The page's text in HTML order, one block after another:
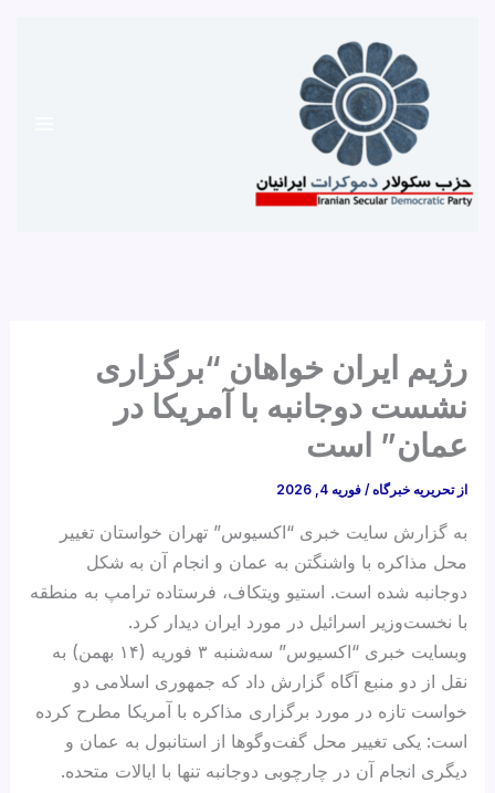
رژیم ایران خواهان “برگزاری
نشست دوجانبه با آمریکا در
عمان” است
از تحریریه خبرگاه/فوریه 4, 2026
به گزارش سایت خبری “اکسیوس” تهران خواستان تغییر
محل مذاکره با واشنگتن به عمان و انجام آن به شکل
دوجانبه شده است. استیو ویتکاف، فرستاده ترامپ به منطقه
با نخست‌وزیر اسرائیل در مورد ایران دیدار کرد.
وبسایت خبری “اکسیوس” سه‌شنبه ۳ فوریه (۱۴ بهمن) به
نقل از دو منبع آگاه گزارش داد که جمهوری اسلامی دو
خواست تازه در مورد برگزاری مذاکره با آمریکا مطرح کرده
است: یکی تغییر محل گفت‌وگوها از استانبول به عمان و
دیگری انجام آن در چارچوبی دوجانبه تنها با ایالات متحده.